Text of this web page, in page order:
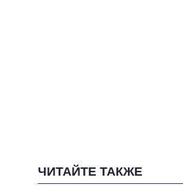
ЧИТАЙТЕ ТАКЖЕ